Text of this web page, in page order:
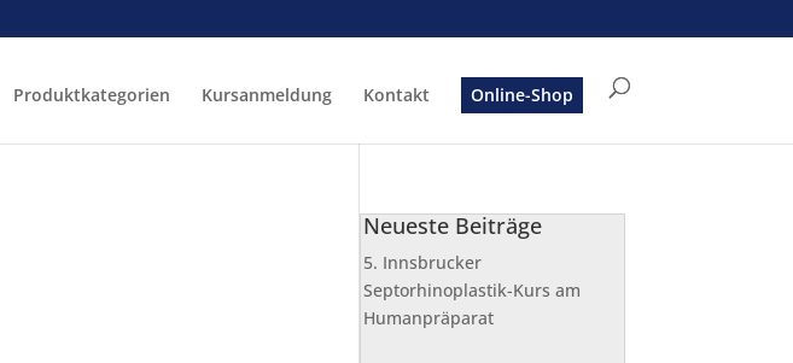
Produktkategorien Kursanmeldung Kontakt Online-Shop
Neueste Beiträge
5. Innsbrucker
Septorhinoplastik-Kurs am
Humanpräparat